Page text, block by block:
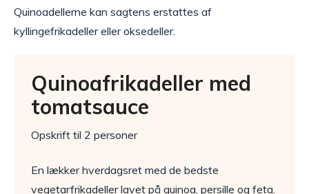
Quinoadellerne kan sagtens erstattes af
kyllingefrikadeller eller oksedeller.
Quinoafrikadeller med
tomatsauce
Opskrift til 2 personer
En lækker hverdagsret med de bedste
vegetarfrikadeller lavet på quinoa, persille og feta.